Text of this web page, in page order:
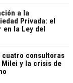
a la
Privada: el
en la Ley del
cuatro consultoras
y la crisis de